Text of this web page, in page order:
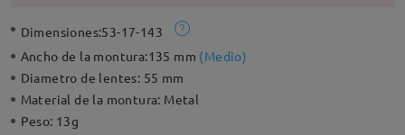
Dimensiones:53-17-143
Ancho de la montura:135 mm (Medio)
Diametro de lentes: 55 mm
Material de la montura: Metal
Peso: 13g